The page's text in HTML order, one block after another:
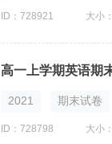
ID：728921 大小
高一上学期英语期
2021 期末试卷
ID：728798 大小